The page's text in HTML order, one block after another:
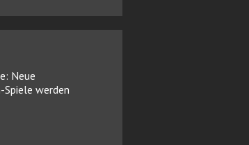
Neue
Spiele werden